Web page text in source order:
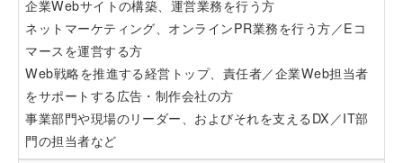
企業Webサイトの構築、運営業務を行う方
ネットマーケティング、オンラインPR業務を行う方／Eコ
マースを運営する方
Web戦略を推進する経営トップ、責任者／企業Web担当者
をサポートする広告・制作会社の方
事業部門や現場のリーダー、およびそれを支えるDX／IT部
門の担当者など